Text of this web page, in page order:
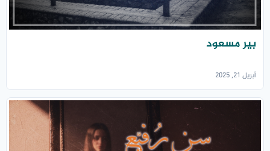
بير مسعود
أبريل 21, 2025